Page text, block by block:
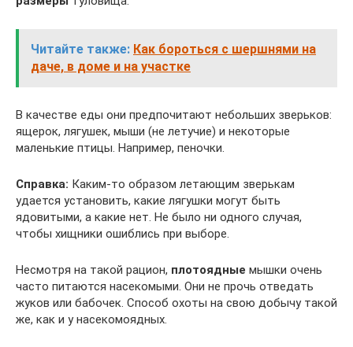
Читайте также: Как бороться с шершнями на
даче, в доме и на участке
В качестве еды они предпочитают небольших зверьков:
ящерок, лягушек, мыши (не летучие) и некоторые
маленькие птицы. Например, пеночки.
Справка: Каким-то образом летающим зверькам
удается установить, какие лягушки могут быть
ядовитыми, а какие нет. Не было ни одного случая,
чтобы хищники ошиблись при выборе.
Несмотря на такой рацион, плотоядные мышки очень
часто питаются насекомыми. Они не прочь отведать
жуков или бабочек. Способ охоты на свою добычу такой
же, как и у насекомоядных.